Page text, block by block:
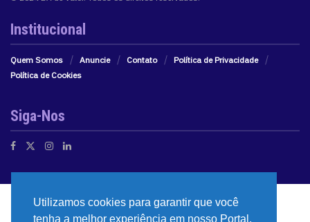
Institucional
Quem Somos Anuncie Contato
Política de Privacidade
Política de Cookies
Siga-Nos
Utilizamos cookies para garantir que você
tenha a melhor experiência em nosso Portal.